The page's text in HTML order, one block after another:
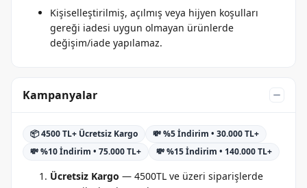
Kişiselleştirilmiş, açılmış veya hijyen koşulları
gereği iadesi uygun olmayan ürünlerde
değişim/iade yapılamaz.
Kampanyalar
📦 4500 TL+ Ücretsiz Kargo
💸 %5 İndirim • 30.000 TL+
💸 %10 İndirim • 75.000 TL+
💸 %15 İndirim • 140.000 TL+
Ücretsiz Kargo — 4500TL ve üzeri siparişlerde